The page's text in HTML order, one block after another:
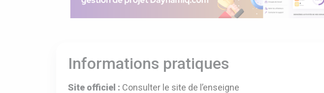
Informations pratiques
Site officiel : Consulter le site de l’enseigne